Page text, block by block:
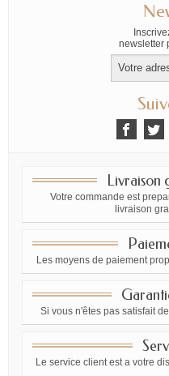
newsletter
Livraison
Votre commande est
livraison
Les moyens de paiement
Si vous n'êtes pas satisfait
Le service client est a votre